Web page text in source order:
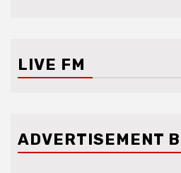
LIVE FM
ADVERTISEMENT